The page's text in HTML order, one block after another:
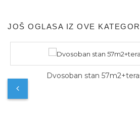
JOŠ OGLASA IZ OVE
Dvosoban stan